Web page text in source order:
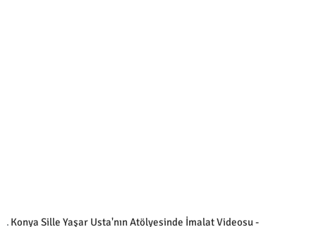
Konya Sille Yaşar Usta'nın Atölyesinde İmalat Videosu -